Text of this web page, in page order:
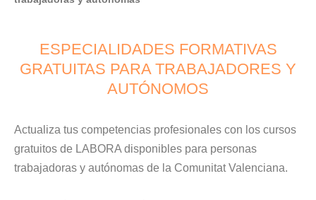
ESPECIALIDADES FORMATIVAS
GRATUITAS PARA TRABAJADORES Y
AUTÓNOMOS
Actualiza tus competencias profesionales con los cursos
gratuitos de LABORA disponibles para personas
trabajadoras y autónomas de la Comunitat Valenciana.